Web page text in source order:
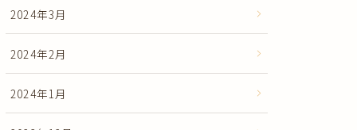
2024年3月
2024年2月
2024年1月